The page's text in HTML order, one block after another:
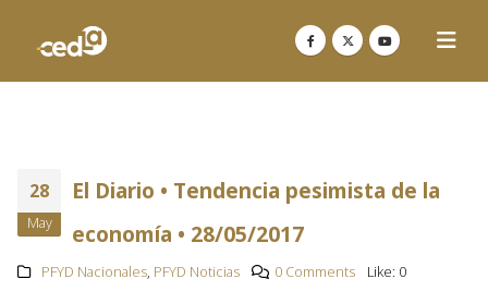
28
May
El Diario • Tendencia pesimista de la
economía • 28/05/2017
PFYD Nacionales, PFYD Noticias 0 Comments Like: 0